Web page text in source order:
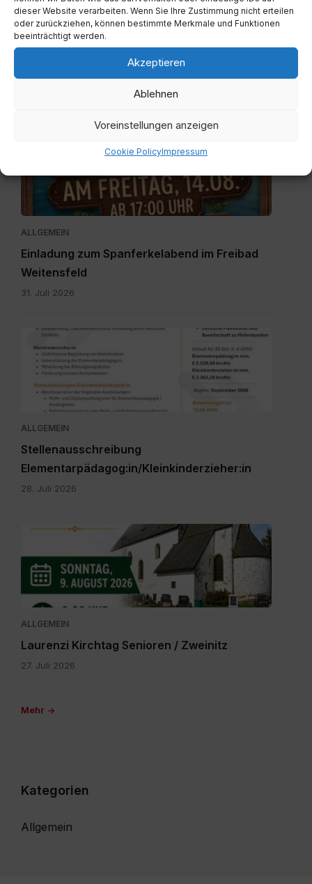
dieser Website verarbeiten. Wenn Sie Ihre Zustimmung nicht erteilen
oder zurückziehen, können bestimmte Merkmale und Funktionen
beeinträchtigt werden.
Akzeptieren
Ablehnen
Voreinstellungen anzeigen
Cookie PolicyImpressum
Eröffnung Imbissstube Weitensfeld
Spanferkelabend.jpg
ALLGEMEIN
Einladung zum Spanferkelabend im Freibad
Weitensfeld
31. Juli 2026
Personalpool
Bezirk
Feldkirchen
St.
Veit.pdf
ALLGEMEIN
Stellenausschreibung
Elementarpädagog:in/Kleinkinderzieher:in
28. Juli 2026
IMG-
WA0000.jpg
ALLGEMEIN
Laurenzi Kirchtag Senioren / Zweinitz
27. Juli 2026
Mehr
Kategorien
Allgemein